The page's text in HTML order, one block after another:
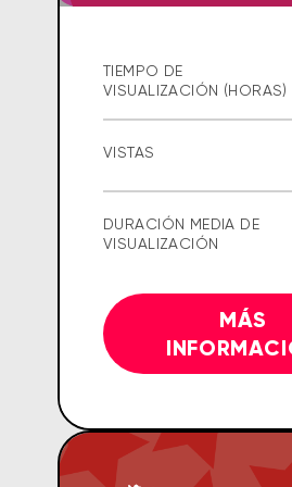
TIEMPO DE
VISUALIZACIÓN (HORAS)
VISTAS
DURACIÓN MEDIA DE
VISUALIZACIÓN
MÁS